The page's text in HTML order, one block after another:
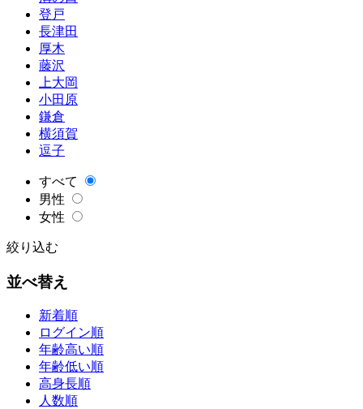
登戸
長津田
厚木
藤沢
上大岡
小田原
鎌倉
横須賀
逗子
すべて
男性
女性
絞り込む
並べ替え
新着順
ログイン順
年齢高い順
年齢低い順
高身長順
人数順